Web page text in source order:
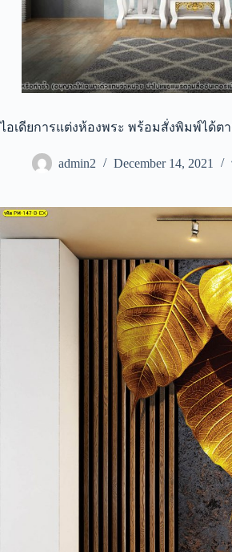
ไอเดียการแต่งห้องพระ พร้อมสั่งพิมพ์ได้ต
admin2 December 14, 2021